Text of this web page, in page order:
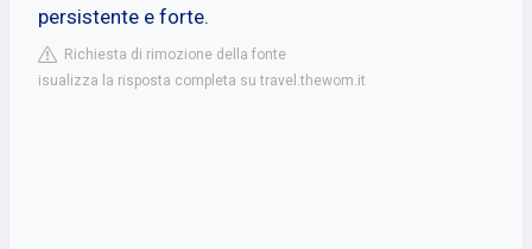
persistente e forte.
Richiesta di rimozione della fonte
isualizza la risposta completa su travel.thewom.it